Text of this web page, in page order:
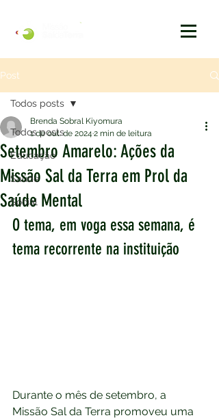
Post
Todos posts
Educação
Saúde
Social
Todos posts
Setembro Amarelo: Ações da
Missão Sal da Terra em Prol da
Saúde Mental
Brenda Sobral Kiyomura
1 de out. de 2024 2 min de leitura
O tema, em voga essa semana, é
tema recorrente na instituição
Durante o mês de setembro, a
Missão Sal da Terra promoveu uma